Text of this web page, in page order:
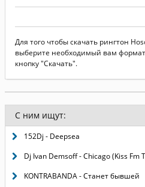
Для того чтобы скачать рингтон
выберите необходимый вам
кнопку "Скачать".
С ним ищут:
152Dj - Deepsea
Dj Ivan Demsoff - Chicago (Kiss Fm
KONTRABANDA - Станет бывшей